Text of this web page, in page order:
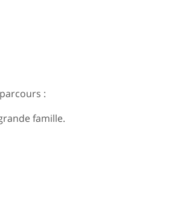
:
famille.